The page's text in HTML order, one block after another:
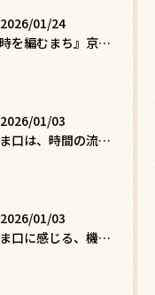
2026/01/24
『時を編むまち』京都ー日常にひそむ、静かな贅沢
2026/01/03
がま口は、時間の流れを緩める
2026/01/03
がま口に感じる、機能を超えた安心感の正体